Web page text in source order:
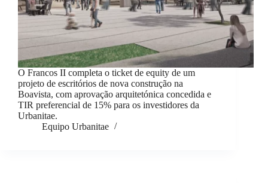
O Francos II completa o ticket de equity de um
projeto de escritórios de nova construção na
Boavista, com aprovação arquitetónica concedida e
TIR preferencial de 15% para os investidores da
Urbanitae.
Equipo Urbanitae